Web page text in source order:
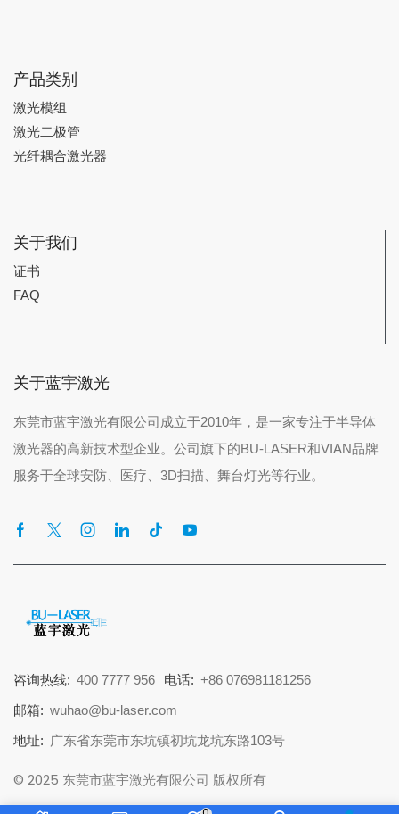
产品类别
激光模组
激光二极管
光纤耦合激光器
关于我们
证书
FAQ
关于蓝宇激光
东莞市蓝宇激光有限公司成立于2010年，是一家专注于半导体
激光器的高新技术型企业。公司旗下的BU-LASER和VIAN品牌
服务于全球安防、医疗、3D扫描、舞台灯光等行业。
咨询热线: 400 7777 956 电话: +86 076981181256
邮箱: wuhao@bu-laser.com
地址: 广东省东莞市东坑镇初坑龙坑东路103号
© 2025 东莞市蓝宇激光有限公司 版权所有